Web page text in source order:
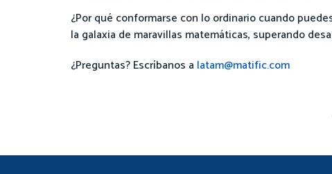
¿Por qué conformarse con lo ordinario cuando
la galaxia de maravillas matemáticas, superando
¿Preguntas? Escríbanos a latam@matific.com